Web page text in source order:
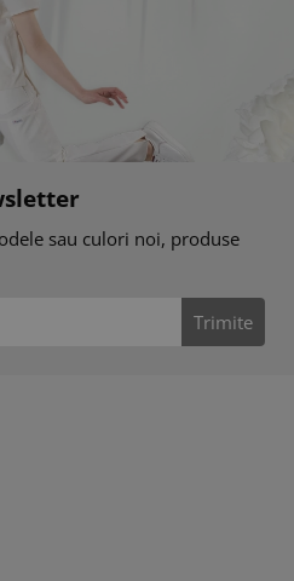
sau culori noi, produse
Trimite